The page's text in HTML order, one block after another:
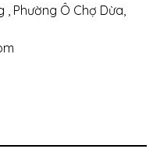
Phường Ô Chợ Dừa,